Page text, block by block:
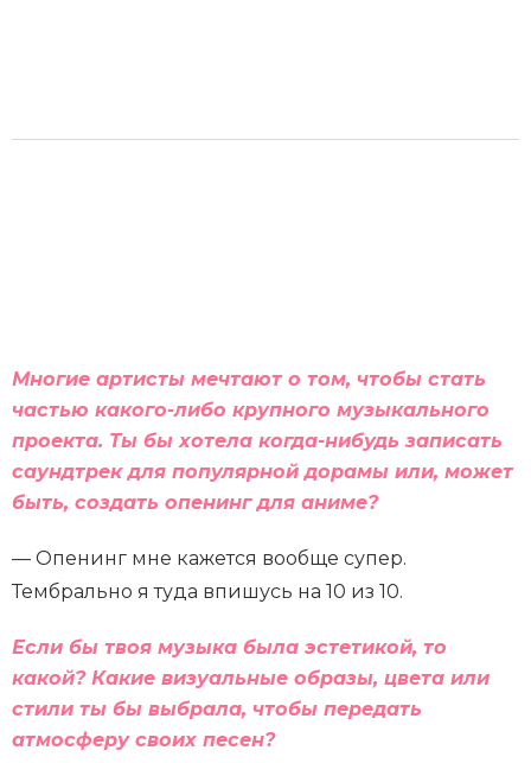
Многие артисты мечтают о том, чтобы стать
частью какого-либо крупного музыкального
проекта. Ты бы хотела когда-нибудь записать
саундтрек для популярной дорамы или, может
быть, создать опенинг для аниме?
— Опенинг мне кажется вообще супер.
Тембрально я туда впишусь на 10 из 10.
Если бы твоя музыка была эстетикой, то
какой? Какие визуальные образы, цвета или
стили ты бы выбрала, чтобы передать
атмосферу своих песен?